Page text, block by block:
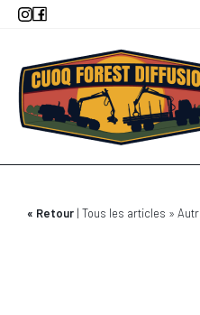
Aller
principal
Retour Tous les articles